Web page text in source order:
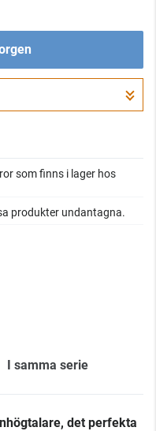
som finns i lager hos
produkter undantagna.
I samma serie
det perfekta